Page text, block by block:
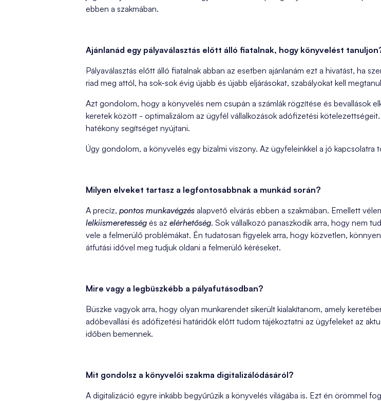
ebben a szakmában.
Ajánlanád egy pályaválasztás előtt álló fiatalnak, hogy könyvelést
Pályaválasztás előtt álló fiatalnak abban az esetben ajánlanám ezt a hivatást, ha
riad meg attól, ha sok-sok évig újabb és újabb eljárásokat, szabályokat kell
Azt gondolom, hogy a könyvelés nem csupán a számlák rögzítése és bevallások
keretek között - optimalizálom az ügyfél vállalkozások adófizetési
hatékony segítséget nyújtani.
Úgy gondolom, a könyvelés egy bizalmi viszony. Az ügyfeleinkkel a jó kapcsolatra
Milyen elveket tartasz a legfontosabbnak a munkád során?
A precíz, pontos munkavégzés alapvető elvárás ebben a szakmában. Emellett
lelkiismeretesség és az elérhetőség. Sok vállalkozó panaszkodik arra, hogy nem
vele a felmerülő problémákat. Én tudatosan figyelek arra, hogy közvetlen,
átfutási idővel meg tudjuk oldani a felmerülő kéréseket.
Mire vagy a legbüszkébb a pályafutásodban?
Büszke vagyok arra, hogy olyan munkarendet sikerült kialakítanom, amely
adóbevallási és adófizetési határidők előtt tudom tájékoztatni az ügyfeleket az
időben bemennek.
Mit gondolsz a könyvelői szakma digitalizálódásáról?
A digitalizáció egyre inkább begyűrűzik a könyvelés világába is. Ezt én örömmel